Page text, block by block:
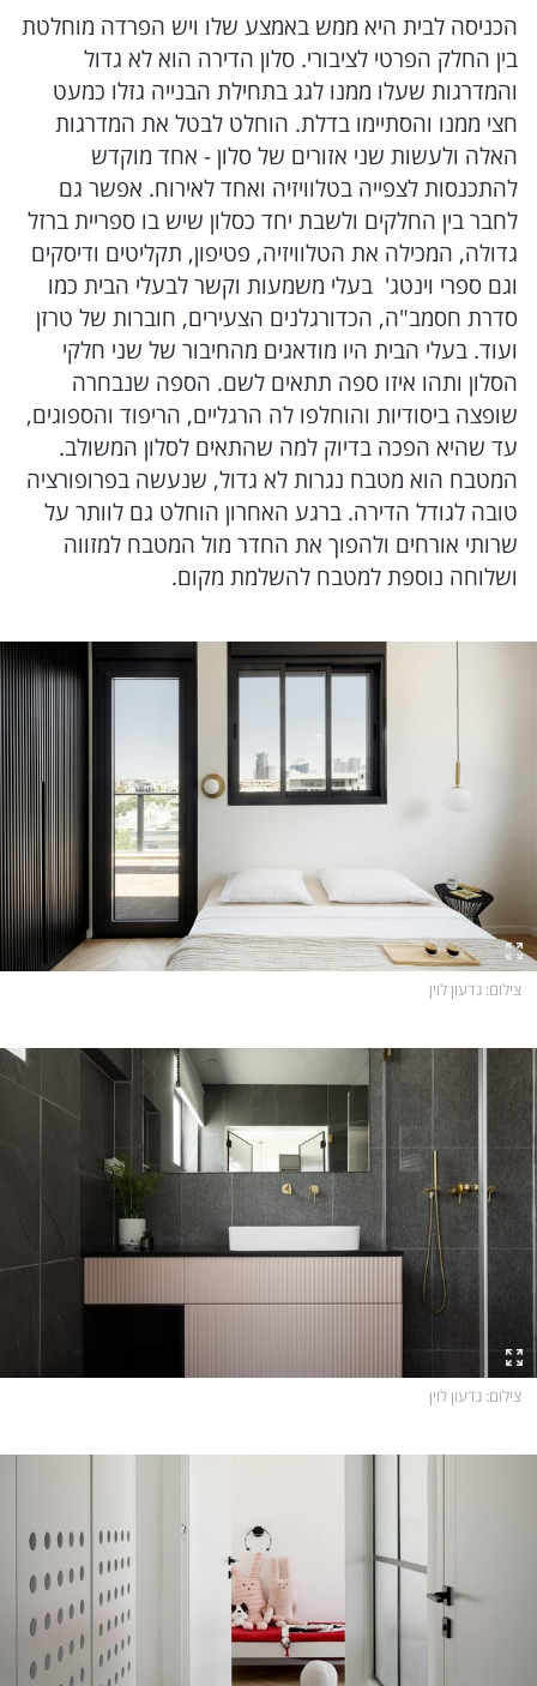
הכניסה לבית היא ממש באמצע שלו ויש הפרדה מוחלטת
בין החלק הפרטי לציבורי. סלון הדירה הוא לא גדול
והמדרגות שעלו ממנו לגג בתחילת הבנייה גזלו כמעט
חצי ממנו והסתיימו בדלת. הוחלט לבטל את המדרגות
האלה ולעשות שני אזורים של סלון - אחד מוקדש
להתכנסות לצפייה בטלוויזיה ואחד לאירוח. אפשר גם
לחבר בין החלקים ולשבת יחד כסלון שיש בו ספריית ברזל
גדולה, המכילה את הטלוויזיה, פטיפון, תקליטים ודיסקים
וגם ספרי וינטג' בעלי משמעות וקשר לבעלי הבית כמו
סדרת חסמב"ה, הכדורגלנים הצעירים, חוברות של טרזן
ועוד. בעלי הבית היו מודאגים מהחיבור של שני חלקי
הסלון ותהו איזו ספה תתאים לשם. הספה שנבחרה
שופצה ביסודיות והוחלפו לה הרגליים, הריפוד והספוגים,
עד שהיא הפכה בדיוק למה שהתאים לסלון המשולב.
המטבח הוא מטבח נגרות לא גדול, שנעשה בפרופורציה
טובה לגודל הדירה. ברגע האחרון הוחלט גם לוותר על
שרותי אורחים ולהפוך את החדר מול המטבח למזווה
ושלוחה נוספת למטבח להשלמת מקום.
צילום : גדעון לוין
צילום : גדעון לוין